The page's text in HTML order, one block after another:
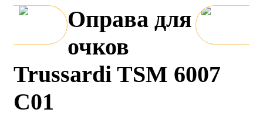
Оправа для
очков
Trussardi TSM 6007
C01